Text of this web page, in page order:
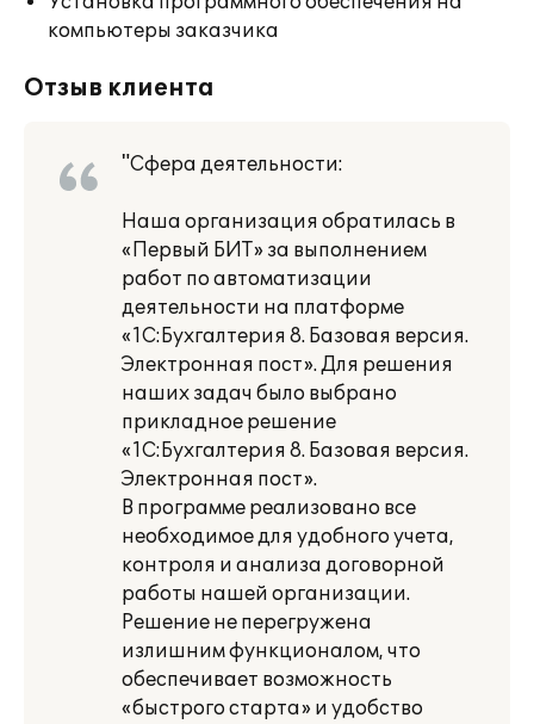
компьютеры заказчика
Отзыв клиента
"Сфера деятельности:
Наша организация обратилась в
«Первый БИТ» за выполнением
работ по автоматизации
деятельности на платформе
«1С:Бухгалтерия 8. Базовая версия.
Электронная пост». Для решения
наших задач было выбрано
прикладное решение
«1С:Бухгалтерия 8. Базовая версия.
Электронная пост».
В программе реализовано все
необходимое для удобного учета,
контроля и анализа договорной
работы нашей организации.
Решение не перегружена
излишним функционалом, что
обеспечивает возможность
«быстрого старта» и удобство